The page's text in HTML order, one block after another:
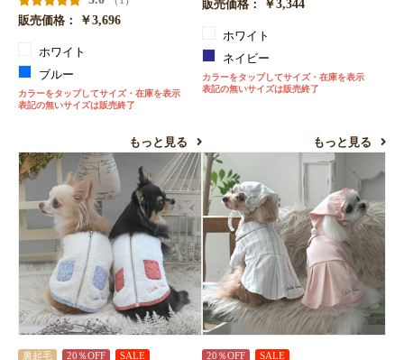
販売価格：
￥3,696
ホワイト
ブルー
カラーをタップしてサイズ・在庫を表示
表記の無いサイズは販売終了
もっと見る
販売価格： ￥3,344
ホワイト
ネイビー
カラーをタップしてサイズ・在庫を表示
表記の無いサイズは販売終了
もっと見る
裏起毛 20％OFF SALE 20％OFF SALE